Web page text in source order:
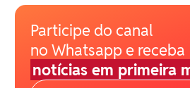
Participe do canal
no Whatsapp e receba
notícias em primeira